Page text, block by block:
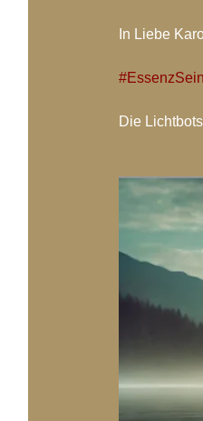
In Liebe
#EssenzSein
Die